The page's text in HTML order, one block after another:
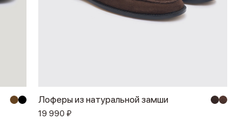
Лоферы из натуральной замши
19 990 ₽